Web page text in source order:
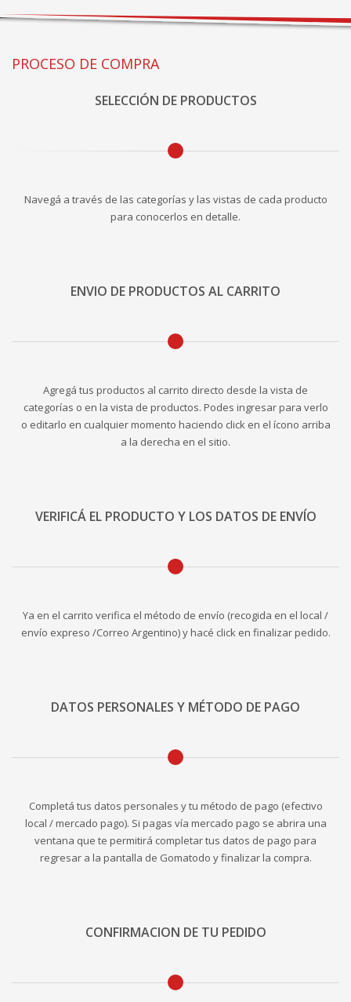
PROCESO DE COMPRA
SELECCIÓN DE PRODUCTOS
Navegá a través de las categorías y las vistas de cada producto
para conocerlos en detalle.
ENVIO DE PRODUCTOS AL CARRITO
Agregá tus productos al carrito directo desde la vista de
categorías o en la vista de productos. Podes ingresar para verlo
o editarlo en cualquier momento haciendo click en el ícono arriba
a la derecha en el sitio.
VERIFICÁ EL PRODUCTO Y LOS DATOS DE ENVÍO
Ya en el carrito verifica el método de envío (recogida en el local /
envío expreso /Correo Argentino) y hacé click en finalizar pedido.
DATOS PERSONALES Y MÉTODO DE PAGO
Completá tus datos personales y tu método de pago (efectivo
local / mercado pago). Si pagas vía mercado pago se abrira una
ventana que te permitirá completar tus datos de pago para
regresar a la pantalla de Gomatodo y finalizar la compra.
CONFIRMACION DE TU PEDIDO